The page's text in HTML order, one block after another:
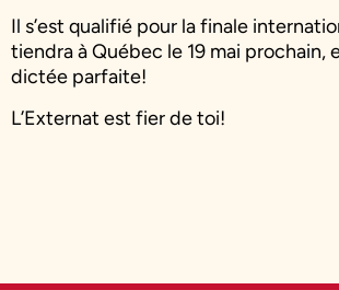
Il s’est qualifié pour la finale
tiendra à Québec le 19 mai prochain,
dictée parfaite!
L’Externat est fier de toi!